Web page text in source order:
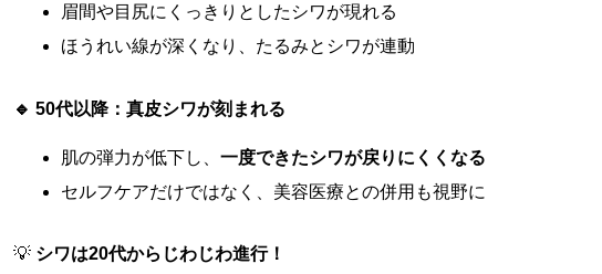
眉間や目尻にくっきりとしたシワが現れる
ほうれい線が深くなり、たるみとシワが連動
🔹 50代以降：真皮シワが刻まれる
肌の弾力が低下し、一度できたシワが戻りにくくなる
セルフケアだけではなく、美容医療との併用も視野に
💡 シワは20代からじわじわ進行！